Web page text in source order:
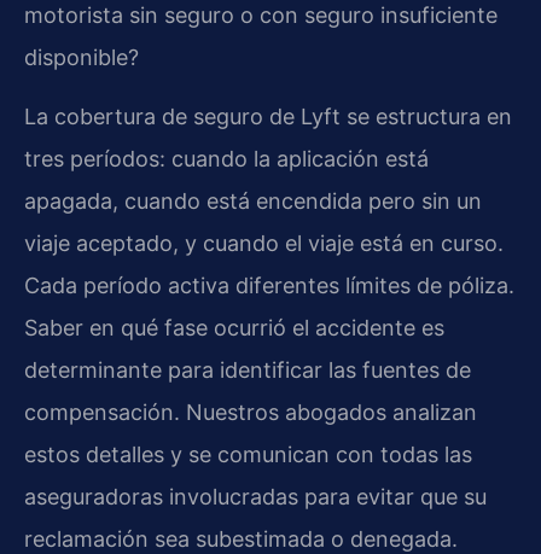
motorista sin seguro o con seguro insuficiente
disponible?
La cobertura de seguro de Lyft se estructura en
tres períodos: cuando la aplicación está
apagada, cuando está encendida pero sin un
viaje aceptado, y cuando el viaje está en curso.
Cada período activa diferentes límites de póliza.
Saber en qué fase ocurrió el accidente es
determinante para identificar las fuentes de
compensación. Nuestros abogados analizan
estos detalles y se comunican con todas las
aseguradoras involucradas para evitar que su
reclamación sea subestimada o denegada.